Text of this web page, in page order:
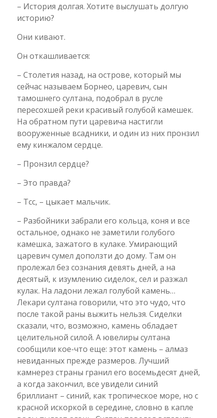
– История долгая. Хотите выслушать долгую
историю?
Они кивают.
Он откашливается:
– Столетия назад, на острове, который мы
сейчас называем Борнео, царевич, сын
тамошнего султана, подобрал в русле
пересохшей реки красивый голубой камешек.
На обратном пути царевича настигли
вооруженные всадники, и один из них пронзил
ему кинжалом сердце.
– Пронзил сердце?
– Это правда?
– Тсс, – цыкает мальчик.
– Разбойники забрали его кольца, коня и все
остальное, однако не заметили голубого
камешка, зажатого в кулаке. Умирающий
царевич сумел доползти до дому. Там он
пролежал без сознания девять дней, а на
десятый, к изумлению сиделок, сел и разжал
кулак. На ладони лежал голубой камень…
Лекари султана говорили, что это чудо, что
после такой раны выжить нельзя. Сиделки
сказали, что, возможно, камень обладает
целительной силой. А ювелиры султана
сообщили кое-что еще: этот камень – алмаз
невиданных прежде размеров. Лучший
камнерез страны гранил его восемьдесят дней,
а когда закончил, все увидели синий
бриллиант – синий, как тропическое море, но с
красной искоркой в середине, словно в капле